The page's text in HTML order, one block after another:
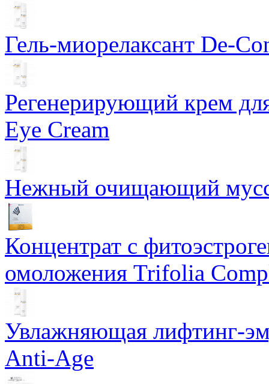
Гель-миорелаксант De-
Регенерирующий крем
Eye Cream
Нежный очищающий мусс
Концентрат с
омоложения Trifolia
Увлажняющая лифтинг-
Anti-Age